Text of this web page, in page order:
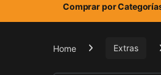
Comprar por
Home Extras